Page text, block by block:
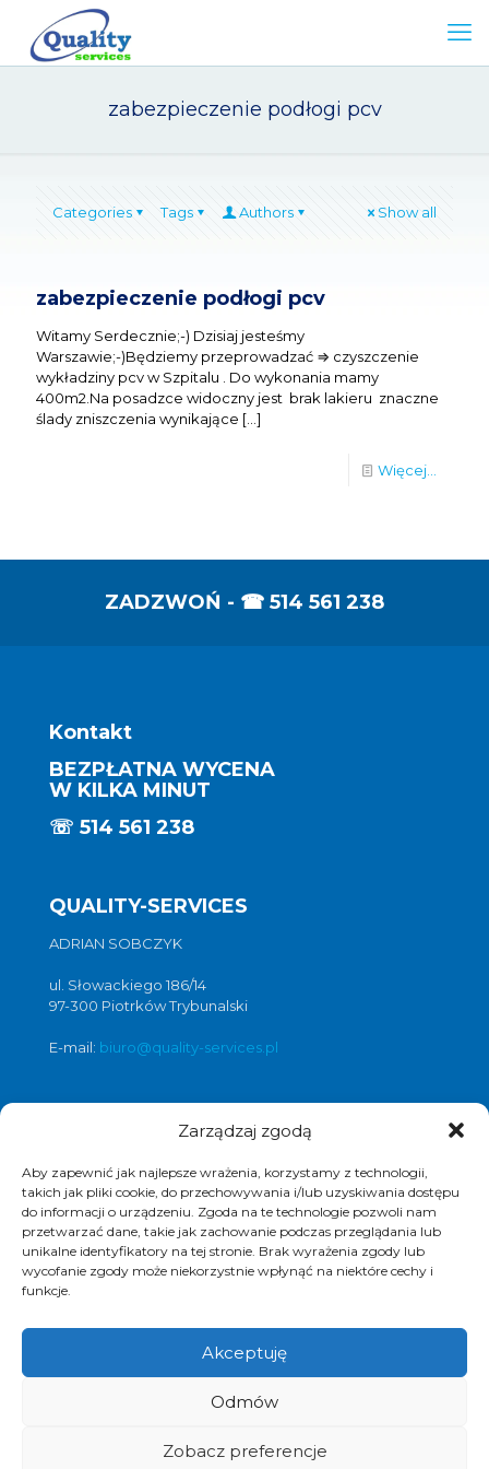
Zarządzaj zgodą
Aby zapewnić jak najlepsze wrażenia, korzystamy z technologii,
takich jak pliki cookie, do przechowywania i/lub uzyskiwania dostępu
do informacji o urządzeniu. Zgoda na te technologie pozwoli nam
przetwarzać dane, takie jak zachowanie podczas przeglądania lub
unikalne identyfikatory na tej stronie. Brak wyrażenia zgody lub
wycofanie zgody może niekorzystnie wpłynąć na niektóre cechy i
funkcje.
Akceptuję
Odmów
Zobacz preferencje
zabezpieczenie podłogi pcv
Categories Tags Authors Show all
zabezpieczenie podłogi pcv
Witamy Serdecznie;-) Dzisiaj jesteśmy
Warszawie;-)Będziemy przeprowadzać ⇒ czyszczenie
wykładziny pcv w Szpitalu . Do wykonania mamy
400m2.Na posadzce widoczny jest brak lakieru znaczne
ślady zniszczenia wynikające […]
Więcej...
ZADZWOŃ - ☎ 514 561 238
Kontakt
BEZPŁATNA WYCENA
W KILKA MINUT
☏ 514 561 238
QUALITY-SERVICES
ADRIAN SOBCZYK
ul. Słowackiego 186/14
97-300 Piotrków Trybunalski
E-mail: biuro@quality-services.pl
Oferta usług czyszczenia posadzek i
czyszczenie posadzek Warszawa,
czyszczenie posadzek Łódź,
czyszczenie posadzek Poznań,
czyszczenie posadzek Katowice,
czyszczenia obiektów, polimeryzacja posadzek.
piotrkow.pl